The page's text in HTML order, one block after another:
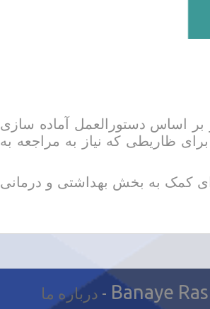
بر اساس دستورالعمل آماده سازی
ظاریطی که نیاز به مراجعه به
به بخش بهداشتی و درمانی
Banaye
- درباره ما